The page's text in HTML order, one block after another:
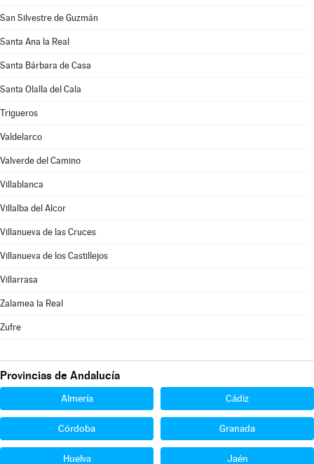
San Silvestre de Guzmán
Santa Ana la Real
Santa Bárbara de Casa
Santa Olalla del Cala
Trigueros
Valdelarco
Valverde del Camino
Villablanca
Villalba del Alcor
Villanueva de las Cruces
Villanueva de los Castillejos
Villarrasa
Zalamea la Real
Zufre
Provincias de Andalucía
Almería Cádiz
Córdoba Granada
Huelva Jaén